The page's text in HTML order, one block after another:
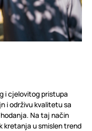
i cjelovitog pristupa
i održivu kvalitetu sa
Na taj način
kretanja u smislen trend